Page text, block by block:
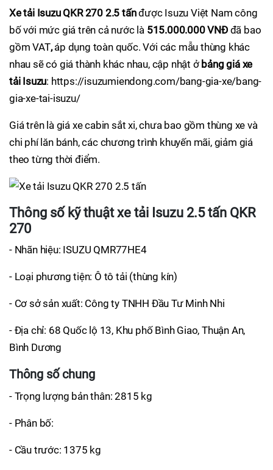
Xe tải Isuzu QKR 270 2.5 tấnđược Isuzu Việt Nam công
bố với mức giá trên cả nước là 515.000.000 VNĐ đã bao
gồm VAT,áp dụng toàn quốc. Với các mẫu thùng khác
nhau sẽ có giá thành khác nhau, cập nhật ở bảng giá xe
tải Isuzu: https://isuzumiendong.com/bang-gia-xe/bang-
gia-xe-tai-isuzu/
Giá trên là giá xe cabin sắt xi, chưa bao gồm thùng xe và
chi phí lăn bánh, các chương trình khuyến mãi, giảm giá
theo từng thời điểm.
Thông số kỹ thuật xe tải Isuzu 2.5 tấn QKR
270
- Nhãn hiệu: ISUZU QMR77HE4
- Loại phương tiện: Ô tô tải (thùng kín)
- Cơ sở sản xuất: Công ty TNHH Đầu Tư Minh Nhi
- Địa chỉ: 68 Quốc lộ 13, Khu phố Bình Giao, Thuận An,
Bình Dương
Thông số chung
- Trọng lượng bản thân: 2815 kg
- Phân bố:
- Cầu trước: 1375 kg